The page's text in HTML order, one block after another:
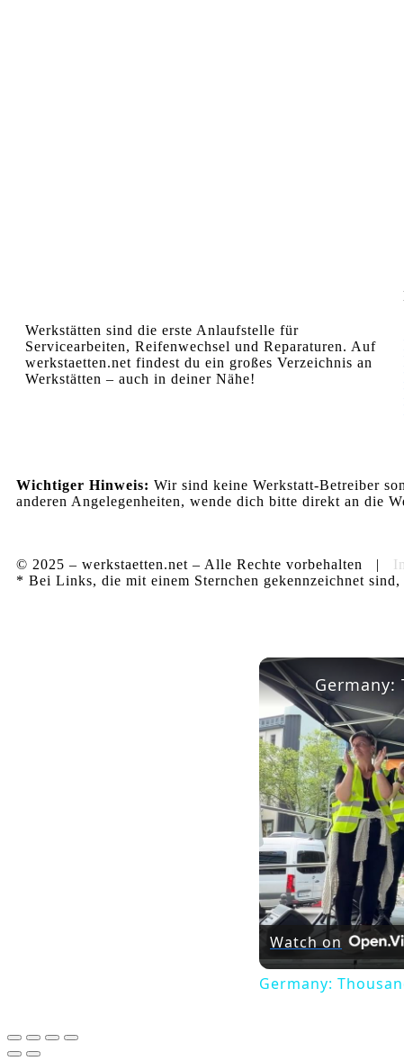
Werkstätten sind die erste Anlaufstelle für
Servicearbeiten, Reifenwechsel und Reparaturen. Auf
werkstaetten.net findest du ein großes Verzeichnis an
Werkstätten – auch in deiner Nähe!
Wichtiger Hinweis: Wir sind keine Werkstatt-Betreiber
anderen Angelegenheiten, wende dich bitte direkt an die
© 2025 – werkstaetten.net – Alle Rechte vorbehalten |
* Bei Links, die mit einem Sternchen gekennzeichnet
Watch on
Germany: